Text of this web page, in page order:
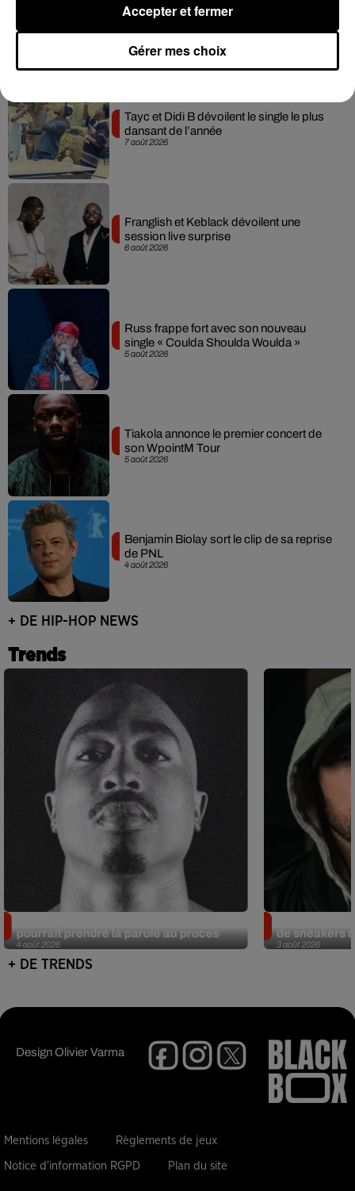
7 août 2026
Moha MMZ dévoile « Mikasa », un
7 août 2026
Tayc et Didi B dévoilent le single le plus
dansant de l’année
6 août 2026
Franglish et Keblack dévoilent une
session live surprise
5 août 2026
Russ frappe fort avec son nouveau
single « Coulda Shoulda Woulda »
5 août 2026
Tiakola annonce le premier concert de
son WpointM Tour
4 août 2026
Benjamin Biolay sort le clip de sa reprise
de PNL
+ DE HIP-HOP NEWS
Trends
4 août 2026
pourrait prendre la parole au procès
3 août 2026
de sneakers
+ DE TRENDS
DesignOlivier Varma
Mentions légales Règlements de jeux
Notice d'information RGPD Plan du site
Gérer mes choix
Accepter et fermer